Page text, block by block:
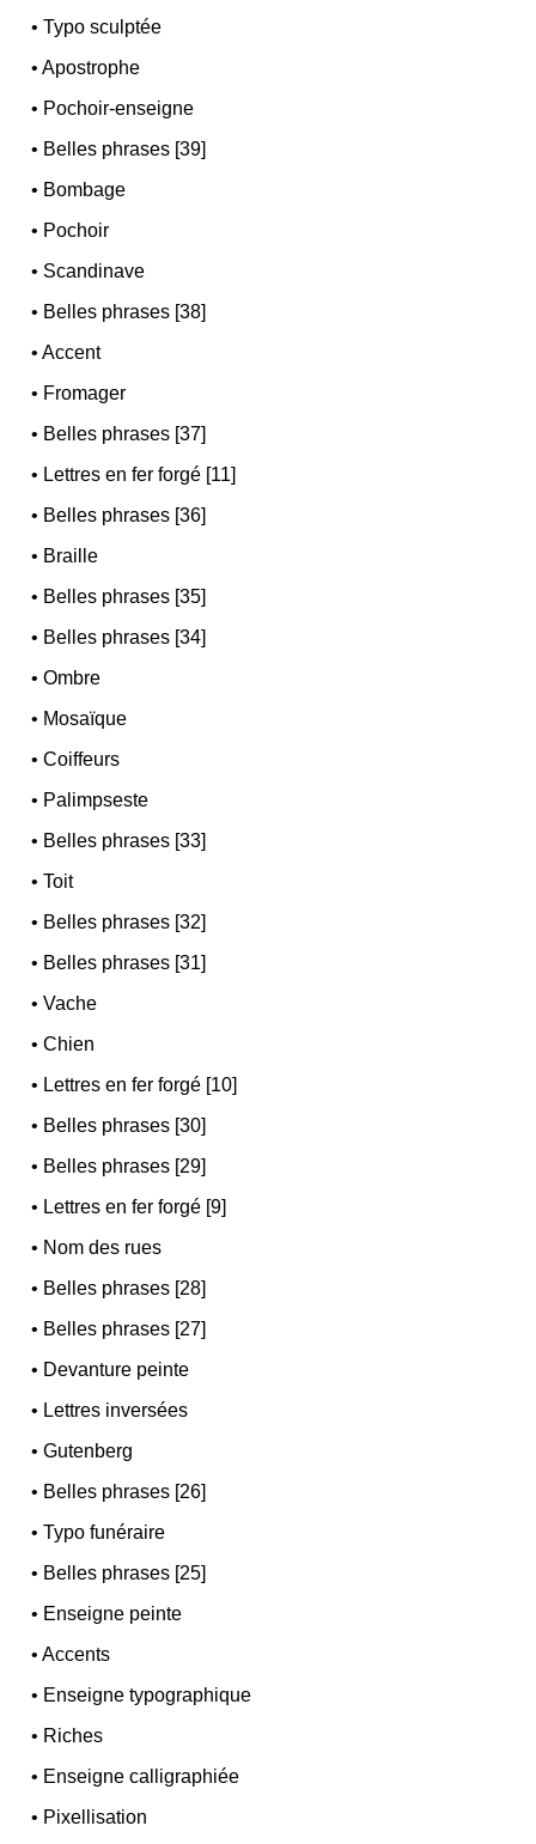
•Typo sculptée
•Apostrophe
• Pochoir-enseigne
• Belles phrases [39]
• Bombage
• Pochoir
• Scandinave
• Belles phrases [38]
•Accent
• Fromager
• Belles phrases [37]
• Lettres en fer forgé [11]
• Belles phrases [36]
• Braille
• Belles phrases [35]
• Belles phrases [34]
•Ombre
• Mosaïque
•Coiffeurs
• Palimpseste
• Belles phrases [33]
•Toit
• Belles phrases [32]
• Belles phrases [31]
•Vache
•Chien
• Lettres en fer forgé [10]
• Belles phrases [30]
• Belles phrases [29]
• Lettres en fer forgé [9]
• Nom des rues
• Belles phrases [28]
• Belles phrases [27]
• Devanture peinte
• Lettres inversées
•Gutenberg
• Belles phrases [26]
•Typo funéraire
• Belles phrases [25]
• Enseigne peinte
•Accents
• Enseigne typographique
• Riches
• Enseigne calligraphiée
• Pixellisation